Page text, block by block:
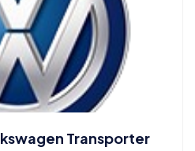
Transporter